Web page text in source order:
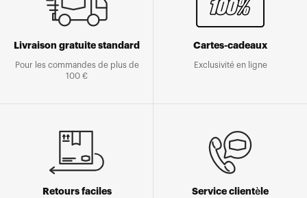
Livraison gratuite standard
Pour les commandes de plus de
100 €
Cartes-cadeaux
Exclusivité en ligne
Retours faciles Service clientèle